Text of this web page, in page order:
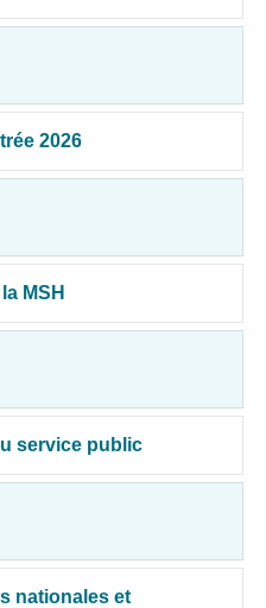
2026
MSH
service public
nationales et